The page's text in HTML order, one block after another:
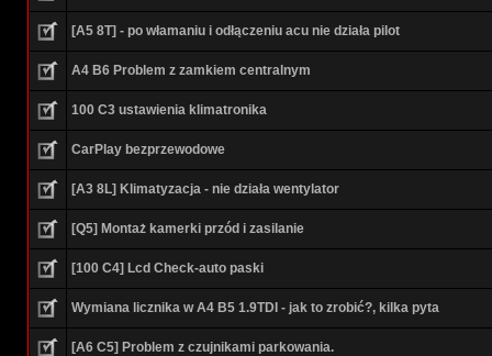
[A5 8T] - po włamaniu i odłączeniu acu nie działa pilot
A4 B6 Problem z zamkiem centralnym
100 C3 ustawienia klimatronika
CarPlay bezprzewodowe
[A3 8L] Klimatyzacja - nie działa wentylator
[Q5] Montaż kamerki przód i zasilanie
[100 C4] Lcd Check-auto paski
Wymiana licznika w A4 B5 1.9TDI - jak to zrobić?, kilka pyta
[A6 C5] Problem z czujnikami parkowania.